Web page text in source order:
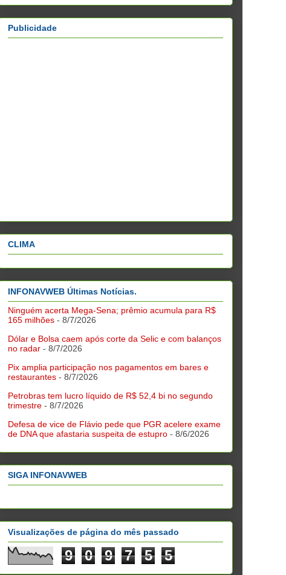
Publicidade
CLIMA
INFONAVWEB Últimas Notícias.
Ninguém acerta Mega-Sena; prêmio acumula para R$
165 milhões - 8/7/2026
Dólar e Bolsa caem após corte da Selic e com balanços
no radar - 8/7/2026
Pix amplia participação nos pagamentos em bares e
restaurantes - 8/7/2026
Petrobras tem lucro líquido de R$ 52,4 bi no segundo
trimestre - 8/7/2026
Defesa de vice de Flávio pede que PGR acelere exame
de DNA que afastaria suspeita de estupro - 8/6/2026
SIGA INFONAVWEB
Visualizações de página do mês passado
9 0 9 7 5 5